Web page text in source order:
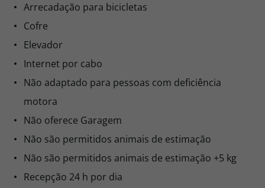
Arrecadação para bicicletas
Cofre
Elevador
Internet por cabo
Não adaptado para pessoas com deficiência
motora
Não oferece Garagem
Não são permitidos animais de estimação
Não são permitidos animais de estimação +5 kg
Recepção 24 h por dia